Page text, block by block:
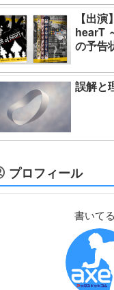
【出
hearT
の予告
誤解と
プロフィール
書いて